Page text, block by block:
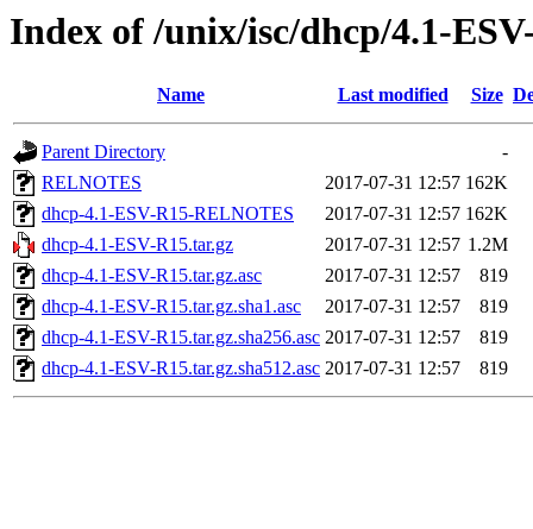
Index of /unix/isc/dhcp/4.1-
Name Last modified Size
Parent Directory
-
RELNOTES
2017-07-31 12:57 162K
dhcp-4.1-ESV-R15-RELNOTES
2017-07-31 12:57 162K
dhcp-4.1-ESV-R15.tar.gz
2017-07-31 12:57 1.2M
dhcp-4.1-ESV-R15.tar.gz.asc
2017-07-31 12:57
819
dhcp-4.1-ESV-R15.tar.gz.sha1.asc
2017-07-31 12:57
819
dhcp-4.1-ESV-R15.tar.gz.sha256.asc 2017-07-31 12:57
819
dhcp-4.1-ESV-R15.tar.gz.sha512.asc 2017-07-31 12:57 819